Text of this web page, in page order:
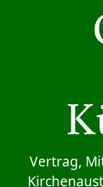
Sprung zum
Vertrag,